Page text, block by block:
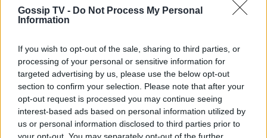
Gossip TV - Do Not Process My Personal
Information
If you wish to opt-out of the sale, sharing to third parties, or
processing of your personal or sensitive information for
targeted advertising by us, please use the below opt-out
section to confirm your selection. Please note that after your
opt-out request is processed you may continue seeing
interest-based ads based on personal information utilized by
us or personal information disclosed to third parties prior to
your opt-out. You may separately opt-out of the further